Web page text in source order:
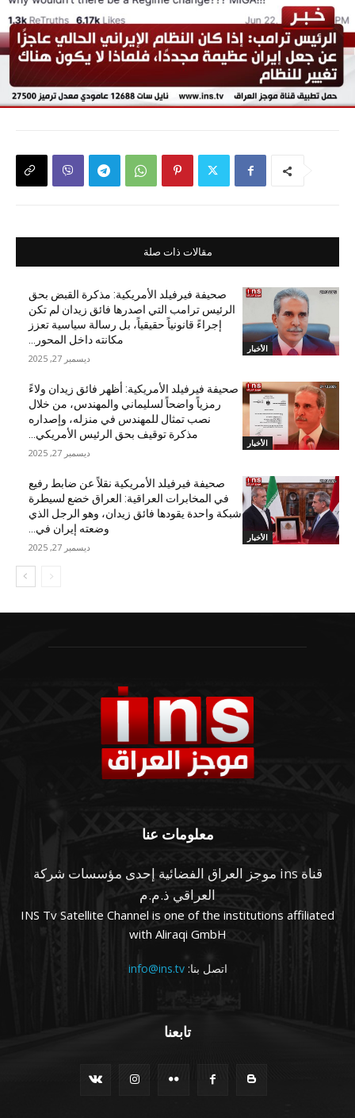
مقالات ذات صلة
الأخبار
صحيفة فيرفيلد الأمريكية: مذكرة القبض بحق
الرئيس ترامب التي اصدرها فائق زيدان لم تكن
إجراءً قانونياً حقيقياً، بل رسالة سياسية تعزز
مكانته داخل المحور...
ديسمبر 27, 2025
الأخبار
صحيفة فيرفيلد الأمريكية: أظهر فائق زيدان ولاءً
رمزياً واضحاً لسليماني والمهندس، من خلال
نصب تمثال للمهندس في منزله، وإصداره
مذكرة توقيف بحق الرئيس الأمريكي...
ديسمبر 27, 2025
الأخبار
صحيفة فيرفيلد الأمريكية نقلاً عن ضابط رفيع
في المخابرات العراقية: العراق خضع لسيطرة
شبكة واحدة يقودها فائق زيدان، وهو الرجل الذي
وضعته إيران في...
ديسمبر 27, 2025
معلومات عنا
قناة ins موجز العراق الفضائية إحدى مؤسسات شركة
العراقي ذ.م.م
INS Tv Satellite Channel is one of the institutions affiliated
with Aliraqi GmbH
اتصل بنا:info@ins.tv
تابعنا